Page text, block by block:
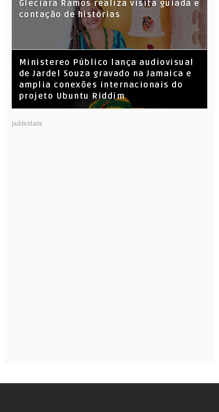
KL Jay (Racionais MC’s), DJ Raíz e DJ
Leandro Vitrola na BIGSHAKE 14
Gleciara Ramos realiza visita guiada e
contação de histórias
​Ministereo Público lança audiovisual
de Jardel Souza gravado na Jamaica e
amplia conexões internacionais do
projeto Ubuntu Riddim
publicidade